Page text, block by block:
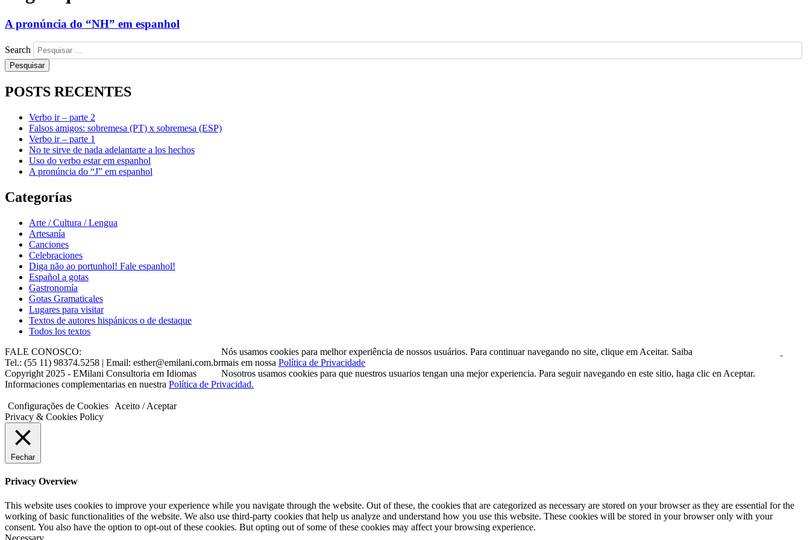
A pronúncia do “NH” em espanhol
Search
POSTS RECENTES
Verbo ir – parte 2
Falsos amigos: sobremesa (PT) x sobremesa (ESP)
Verbo ir – parte 1
No te sirve de nada adelantarte a los hechos
Uso do verbo estar em espanhol
A pronúncia do “J” em espanhol
Categorías
Arte / Cultura / Lengua
Artesanía
Canciones
Celebraciones
Diga não ao portunhol! Fale espanhol!
Gastronomía
Gotas Gramaticales
Lugares para visitar
Textos de autores hispánicos o de destaque
Todos los textos
FALE CONOSCO:
Tel.: (55 11) 98374.5258 | Email: esther@emilani.com.br
Copyright 2025 - EMilani Consultoria em Idiomas
Nós usamos cookies para melhor experiência de nossos usuários. Para continuar navegando no site, clique em Aceitar. Saiba
mais em nossa Política de Privacidade
Nosotros usamos cookies para que nuestros usuarios tengan una mejor experiencia. Para seguir navegando en este sitio, haga clic en Aceptar.
Informaciones complementarias en nuestra Política de Privacidad.
Configurações de Cookies
Aceito / Aceptar
Privacy & Cookies Policy
Fechar
Privacy Overview
This website uses cookies to improve your experience while you navigate through the website. Out of these, the cookies that are categorized as necessary are stored on your browser as they are essential for the
working of basic functionalities of the website. We also use third-party cookies that help us analyze and understand how you use this website. These cookies will be stored in your browser only with your
consent. You also have the option to opt-out of these cookies. But opting out of some of these cookies may affect your browsing experience.
Necessary